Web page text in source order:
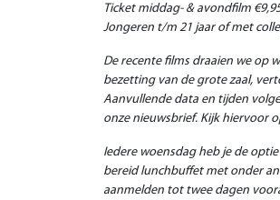
Ticket middag- & avondfilm
Jongeren t/m 21 jaar of met
De recente films draaien we op
bezetting van de grote zaal,
Aanvullende data en tijden
onze nieuwsbrief. Kijk hiervoor
Iedere woensdag heb je de
bereid lunchbuffet met onder
aanmelden tot twee dagen